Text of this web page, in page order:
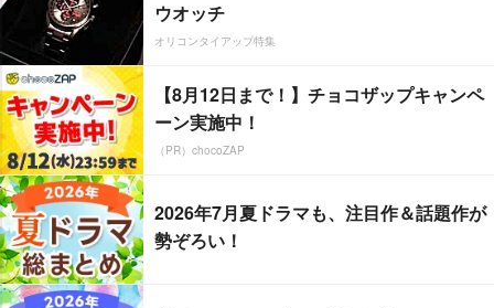
ウオッチ
オリコンタイアップ特集
【8月12日まで！】チョコザップキャンペ
ーン実施中！
（PR）chocoZAP
2026年7月夏ドラマも、注目作＆話題作が
勢ぞろい！